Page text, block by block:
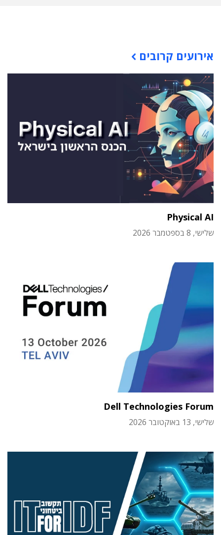
אירועים קרובים
Physical AI
שלישי, 8 בספטמבר 2026
Dell Technologies Forum
שלישי, 13 באוקטובר 2026